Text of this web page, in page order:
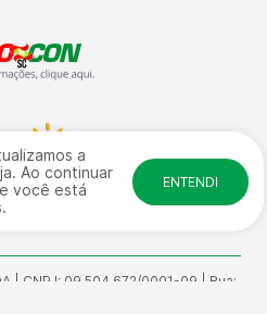
a
Ao continuar
você está
ENTENDI
| CNPJ: 09.504.672/0001-09 | Rua: